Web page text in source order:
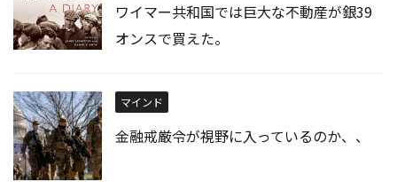
ワイマー共和国では巨大な不動産が銀39
オンスで買えた。
マインド
金融戒厳令が視野に入っているのか、、